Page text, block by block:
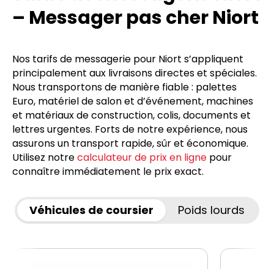
– Messager pas cher Niort
Nos tarifs de messagerie pour Niort s’appliquent
principalement aux livraisons directes et spéciales.
Nous transportons de manière fiable : palettes
Euro, matériel de salon et d’événement, machines
et matériaux de construction, colis, documents et
lettres urgentes. Forts de notre expérience, nous
assurons un transport rapide, sûr et économique.
Utilisez notrecalculateur de prix en ligne pour
connaître immédiatement le prix exact.
Véhicules de coursier Poids lourds